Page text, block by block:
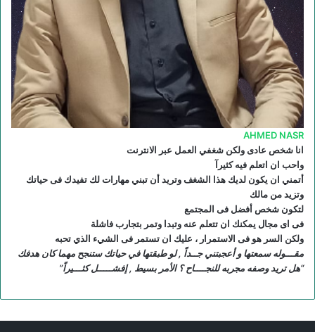
AHMED NASR
انا شخص عادى ولكن شغفي العمل عبر الانترنت
واحب ان اتعلم فيه كثيرآ
أتمني ان يكون لديك هذا الشغف وتريد أن تبني مهارات لك تفيدك فى حياتك
وتزيد من مالك
لتكون شخص أفضل فى المجتمع
فى اى مجال يمكنك ان تتعلم عنه وتبدا وتمر بتجارب فاشلة
ولكن السر هو فى الاستمرار ، عليك ان تستمر فى الشيء الذي تحبه
مقـــوله سمعتها و أعجبتني جــداً , لو طبقتها في حياتك ستنجح مهما كان هدفك
“هل تريد وصفه مجربه للنجــــاح ؟ الأمر بسيط , إفشـــــل كثـــيراً”